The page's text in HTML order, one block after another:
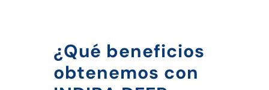
¿Qué beneficios
obtenemos con